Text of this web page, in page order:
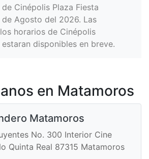
Cinépolis Plaza Fiesta
Agosto del 2026. Las
horarios de Cinépolis
estaran disponibles en breve.
en Matamoros
Matamoros
No. 300 Interior Cine
Quinta Real 87315 Matamoros